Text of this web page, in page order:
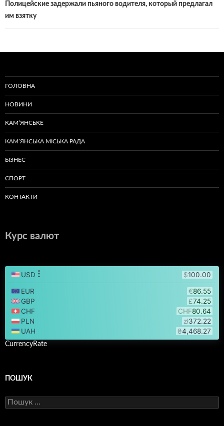
Полицейские задержали пьяного водителя, который предлагал
им взятку
ГОЛОВНА
НОВИНИ
КАМ’ЯНСЬКЕ
КАМ’ЯНСЬКА МІСЬКА РАДА
БІЗНЕС
СПОРТ
КОНТАКТИ
Курс валют
CurrencyRate
ПОШУК
Пошук: